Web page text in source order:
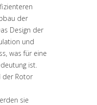
der
Design der
und
was für eine
ist.
der Rotor
sie